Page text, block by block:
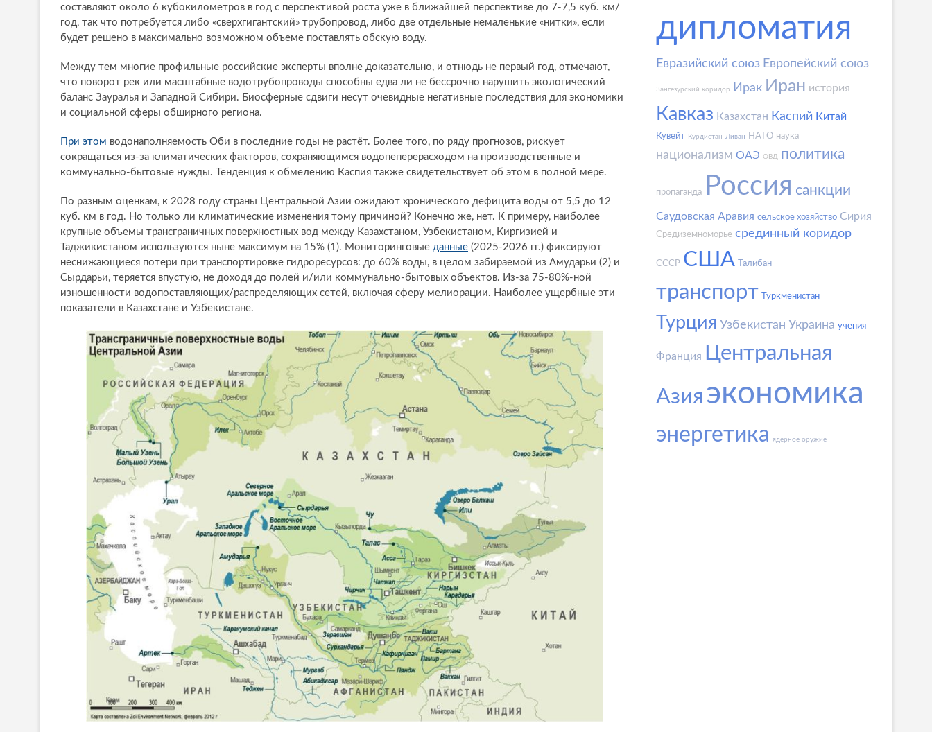
составляют около 6 кубокилометров в год с перспективой роста уже в ближайшей перспективе до 7-7,5 куб. км/
год, так что потребуется либо «сверхгигантский» трубопровод, либо две отдельные немаленькие «нитки», если
будет решено в максимально возможном объеме поставлять обскую воду.
Между тем многие профильные российские эксперты вполне доказательно, и отнюдь не первый год, отмечают,
что поворот рек или масштабные водотрубопроводы способны едва ли не бессрочно нарушить экологический
баланс Зауралья и Западной Сибири. Биосферные сдвиги несут очевидные негативные последствия для экономики
и социальной сферы обширного региона.
При этом водонаполняемость Оби в последние годы не растёт. Более того, по ряду прогнозов, рискует
сокращаться из-за климатических факторов, сохраняющимся водопеперерасходом на производственные и
коммунально-бытовые нужды. Тенденция к обмелению Каспия также свидетельствует об этом в полной мере.
По разным оценкам, к 2028 году страны Центральной Азии ожидают хронического дефицита воды от 5,5 до 12
куб. км в год. Но только ли климатические изменения тому причиной? Конечно же, нет. К примеру, наиболее
крупные объемы трансграничных поверхностных вод между Казахстаном, Узбекистаном, Киргизией и
Таджикистаном используются ныне максимум на 15% (1). Мониторинговые данные (2025-2026 гг.) фиксируют
неснижающиеся потери при транспортировке гидроресурсов: до 60% воды, в целом забираемой из Амударьи (2) и
Сырдарьи, теряется впустую, не доходя до полей и/или коммунально-бытовых объектов. Из-за 75-80%-ной
изношенности водопоставляющих/распределяющих сетей, включая сферу мелиорации. Наиболее ущербные эти
показатели в Казахстане и Узбекистане.
дипломатия
Евразийский союз Европейский союз
Зангезурский коридор Ирак Иран история
Кавказ Казахстан Каспий Китай
Кувейт Курдистан Ливан НАТО наука
национализм ОАЭ ОВД политика
пропаганда Россия санкции
Саудовская Аравия сельское хозяйство Сирия
Средиземноморье срединный коридор
СССР США Талибан
транспорт Туркменистан
Турция Узбекистан Украина учения
Франция Центральная
Азия экономика
энергетика ядерное оружие